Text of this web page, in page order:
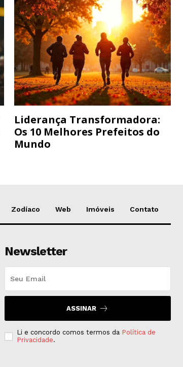
Liderança Transformadora:
Os 10 Melhores Prefeitos do
Mundo
Zodíaco Web Imóveis Contato
Newsletter
ASSINAR
Li e concordo comos termos da Política de
Privacidade.